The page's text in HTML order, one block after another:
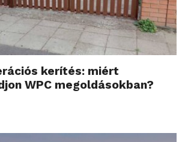
kerítés: miért
WPC megoldásokban?